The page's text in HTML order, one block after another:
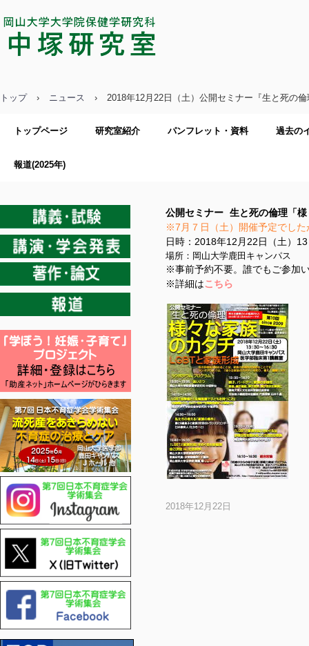
研究科
トップ › ニュース › 2018年12月22日（土）公開セミナー『生と死の
トップページ 研究室紹介 パンフレット・資料 過去の
報道(2025年)
公開セミナー 生と死の倫理「
※7月７日（土）開催予定でし
日時：2018年12月22日（土）
場所：岡山大学鹿田キャンパス
※事前予約不要。誰でもご参加
※詳細はこちら
2018年12月22日